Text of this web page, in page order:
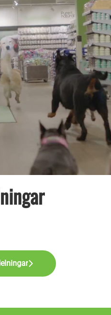
med i vår spännande
fackhandel inom
kommer att bli en
tillsammans med
Vår passion är
marknadens
erbjudande. Delar du